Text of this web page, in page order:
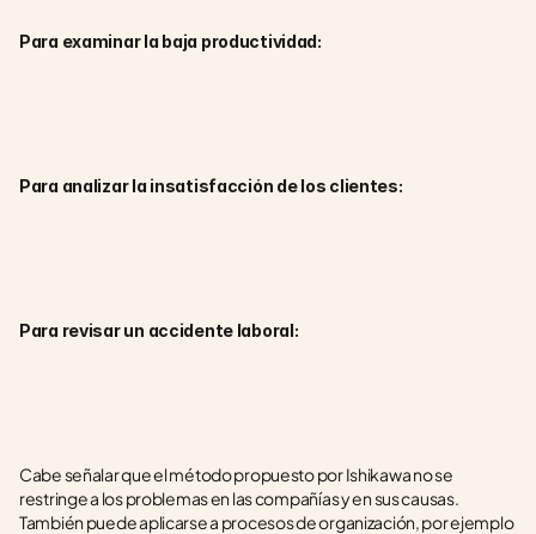
Para examinar la baja productividad:
Para analizar la insatisfacción de los clientes:
Para revisar un accidente laboral:
Cabe señalar que el método propuesto por Ishikawa no se
restringe a los problemas en las compañías y en sus causas.
También puede aplicarse a procesos de organización, por ejemplo